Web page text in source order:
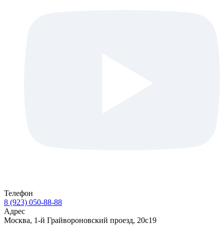
Телефон
8 (923) 050-88-88
Адрес
Москва, 1-й Грайвороновский проезд, 20с19